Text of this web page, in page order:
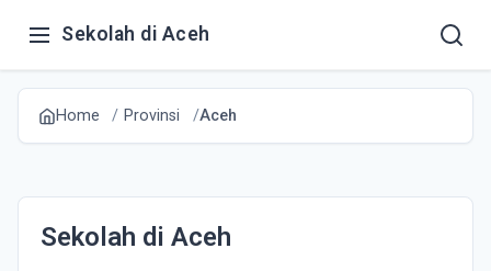
Sekolah di Aceh
Home Provinsi Aceh
Sekolah di Aceh